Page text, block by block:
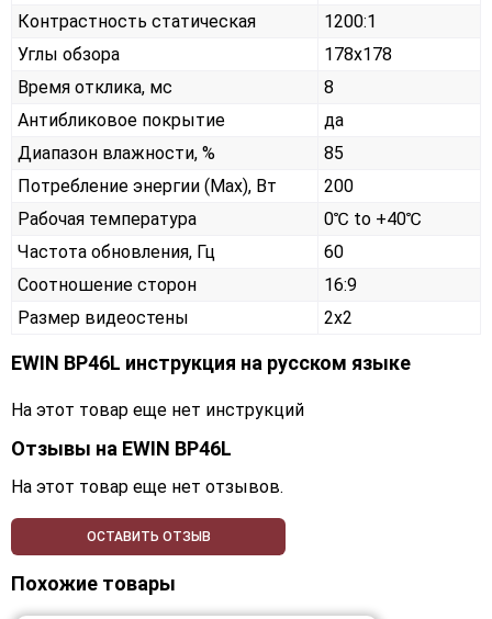
Контрастность статическая
1200:1
Углы обзора
178x178
Время отклика, мс
8
Антибликовое покрытие
да
Диапазон влажности, %
85
Потребление энергии (Max), Вт
200
Рабочая температура
0℃ to +40℃
Частота обновления, Гц
60
Соотношение сторон
16:9
Размер видеостены
2x2
EWIN BP46L инструкция на русском языке
На этот товар еще нет инструкций
Отзывы на EWIN BP46L
На этот товар еще нет отзывов.
ОСТАВИТЬ ОТЗЫВ
Похожие товары